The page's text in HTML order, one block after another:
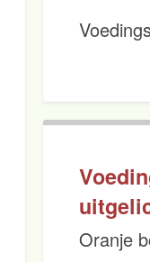
Oranje